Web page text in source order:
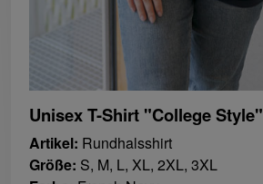
Unisex T-Shirt "College Style"
Artikel: Rundhalsshirt
Größe: S, M, L, XL, 2XL, 3XL